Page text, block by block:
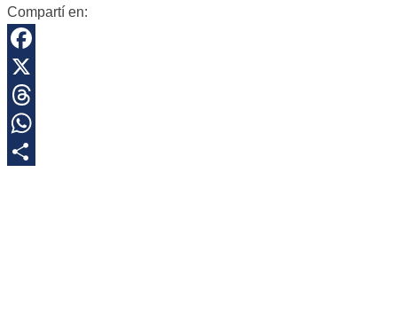
Compartí en:
Facebook
X
Threads
WhatsApp